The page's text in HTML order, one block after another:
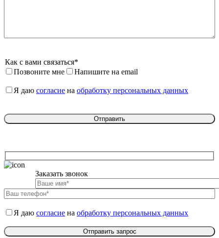
Как с вами связаться*
Позвоните мне
Напишите на email
Я даю согласие на обработку персональных данных
Заказать звонок
Я даю согласие на обработку персональных данных